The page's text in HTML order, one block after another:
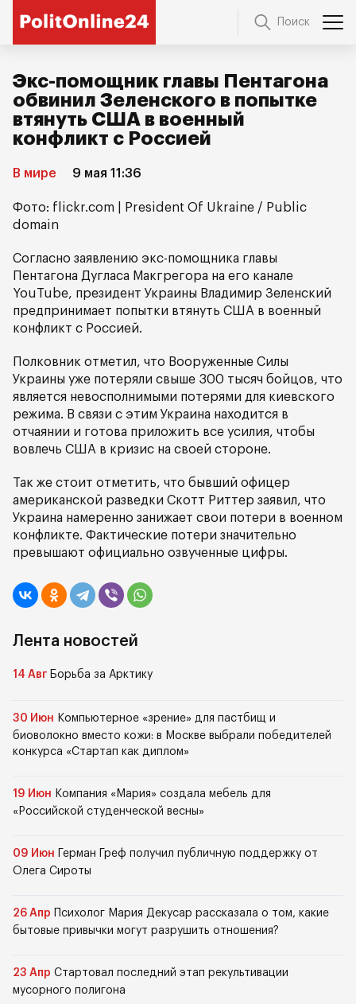
Поиск
Экс-помощник главы Пентагона
обвинил Зеленского в попытке
втянуть США в военный
конфликт с Россией
В мире 9 мая 11:36
Фото: flickr.com | President Of Ukraine / Public
domain
Согласно заявлению экс-помощника главы
Пентагона Дугласа Макгрегора на его канале
YouTube, президент Украины Владимир Зеленский
предпринимает попытки втянуть США в военный
конфликт с Россией.
Полковник отметил, что Вооруженные Силы
Украины уже потеряли свыше 300 тысяч бойцов, что
является невосполнимыми потерями для киевского
режима. В связи с этим Украина находится в
отчаянии и готова приложить все усилия, чтобы
вовлечь США в кризис на своей стороне.
Так же стоит отметить, что бывший офицер
американской разведки Скотт Риттер заявил, что
Украина намеренно занижает свои потери в военном
конфликте. Фактические потери значительно
превышают официально озвученные цифры.
Лента новостей
14 Авг Борьба за Арктику
30 Июн Компьютерное «зрение» для пастбищ и
биоволокно вместо кожи: в Москве выбрали победителей
конкурса «Стартап как диплом»
19 Июн Компания «Мария» создала мебель для
«Российской студенческой весны»
09 Июн
Герман Греф получил публичную поддержку от
Олега Сироты
26 Апр
Психолог Мария Декусар рассказала о том, какие
бытовые привычки могут разрушить отношения?
23 Апр Стартовал последний этап рекультивации
мусорного полигона